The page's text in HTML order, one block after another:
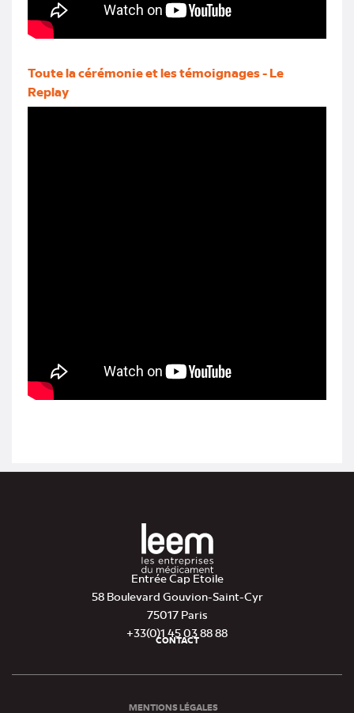
Toute la cérémonie et les témoignages - Le
Replay
Entrée Cap Etoile
58 Boulevard Gouvion-Saint-Cyr
75017 Paris
+33(0)1 45 03 88 88
de
CONTACT
MENTIONS LÉGALES